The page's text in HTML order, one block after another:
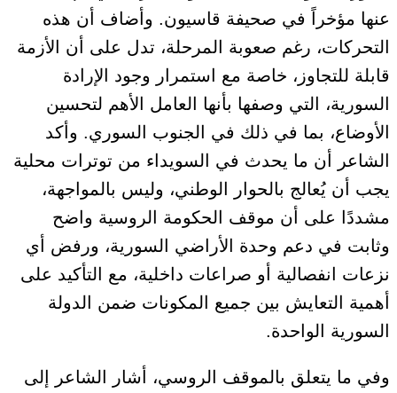
عنها مؤخراً في صحيفة قاسيون. وأضاف أن هذه
التحركات، رغم صعوبة المرحلة، تدل على أن الأزمة
قابلة للتجاوز، خاصة مع استمرار وجود الإرادة
السورية، التي وصفها بأنها العامل الأهم لتحسين
الأوضاع، بما في ذلك في الجنوب السوري. وأكد
الشاعر أن ما يحدث في السويداء من توترات محلية
يجب أن يُعالج بالحوار الوطني، وليس بالمواجهة،
مشددًا على أن موقف الحكومة الروسية واضح
وثابت في دعم وحدة الأراضي السورية، ورفض أي
نزعات انفصالية أو صراعات داخلية، مع التأكيد على
أهمية التعايش بين جميع المكونات ضمن الدولة
السورية الواحدة.
وفي ما يتعلق بالموقف الروسي، أشار الشاعر إلى